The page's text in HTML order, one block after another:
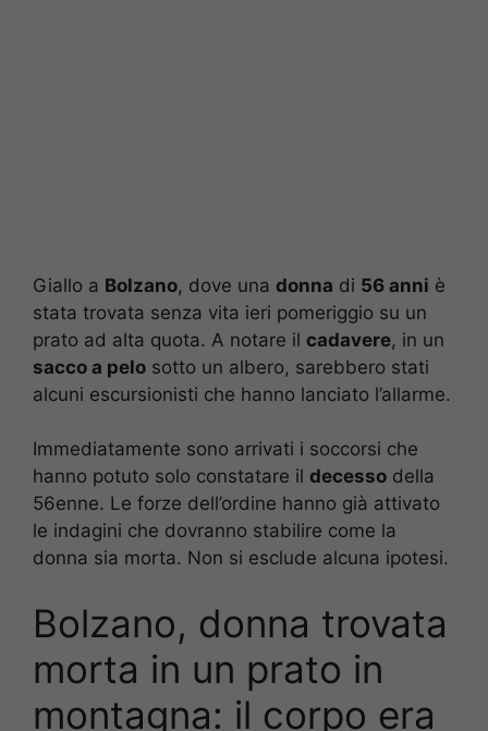
Giallo a Bolzano, dove una donna di 56 anni è
stata trovata senza vita ieri pomeriggio su un
prato ad alta quota. A notare il cadavere, in un
sacco a pelo sotto un albero, sarebbero stati
alcuni escursionisti che hanno lanciato l’allarme.
Immediatamente sono arrivati i soccorsi che
hanno potuto solo constatare il decesso della
56enne. Le forze dell’ordine hanno già attivato
le indagini che dovranno stabilire come la
donna sia morta. Non si esclude alcuna ipotesi.
Bolzano, donna trovata
morta in un prato in
montagna: il corpo era